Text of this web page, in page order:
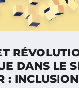
DANS LE
: